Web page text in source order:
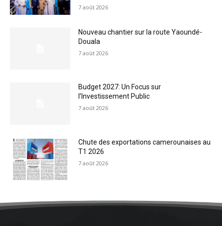
7 août 2026
Nouveau chantier sur la route Yaoundé-
Douala
7 août 2026
Budget 2027: Un Focus sur
l’Investissement Public
7 août 2026
Chute des exportations camerounaises au
T1 2026
7 août 2026